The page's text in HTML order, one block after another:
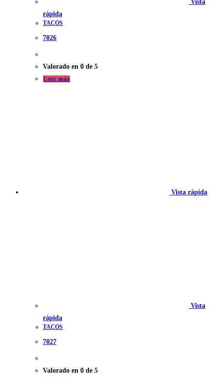
Vista
rápida
TACOS
7026
Valorado en 0 de 5
Leer más
Vista rápida
Vista
rápida
TACOS
7027
Valorado en 0 de 5